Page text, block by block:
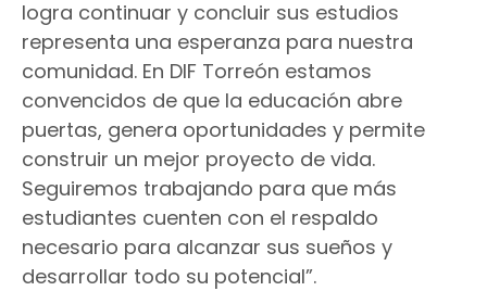
logra continuar y concluir sus estudios
representa una esperanza para nuestra
comunidad. En DIF Torreón estamos
convencidos de que la educación abre
puertas, genera oportunidades y permite
construir un mejor proyecto de vida.
Seguiremos trabajando para que más
estudiantes cuenten con el respaldo
necesario para alcanzar sus sueños y
desarrollar todo su potencial”.